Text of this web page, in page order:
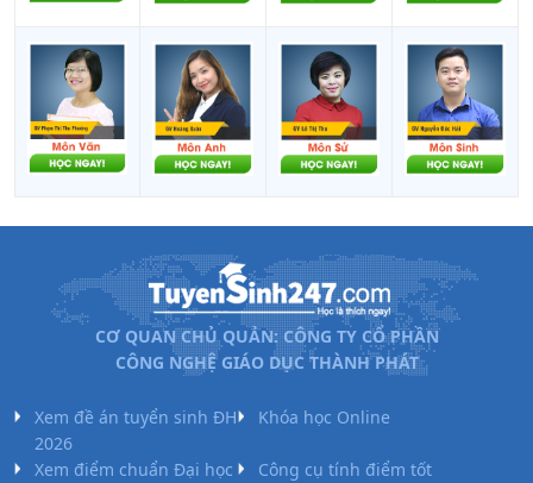
CƠ QUAN CHỦ QUẢN: CÔNG TY CỔ PHẦN
CÔNG NGHỆ GIÁO DỤC THÀNH PHÁT
Xem đề án tuyển sinh ĐH
2026
Khóa học Online
Xem điểm chuẩn Đại học
Công cụ tính điểm tốt